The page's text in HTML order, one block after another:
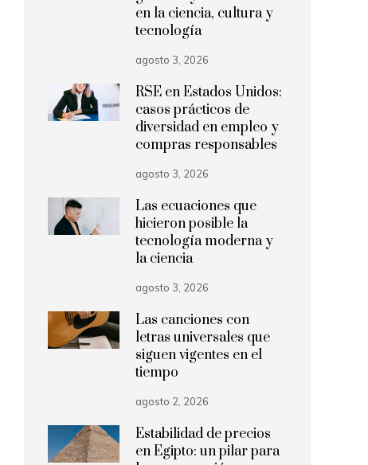
en la ciencia, cultura y
tecnología
agosto 3, 2026
RSE en Estados Unidos:
casos prácticos de
diversidad en empleo y
compras responsables
agosto 3, 2026
Las ecuaciones que
hicieron posible la
tecnología moderna y
la ciencia
agosto 3, 2026
Las canciones con
letras universales que
siguen vigentes en el
tiempo
agosto 2, 2026
Estabilidad de precios
en Egipto: un pilar para